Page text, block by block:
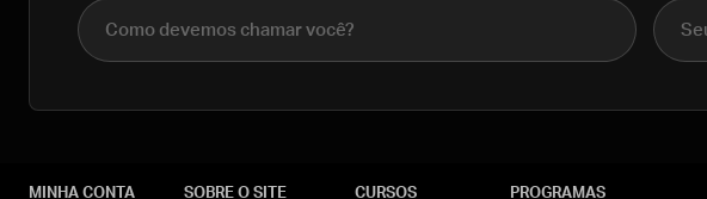
Nome completo E-mail
MINHA CONTA SOBRE O SITE CURSOS PROGRAMAS